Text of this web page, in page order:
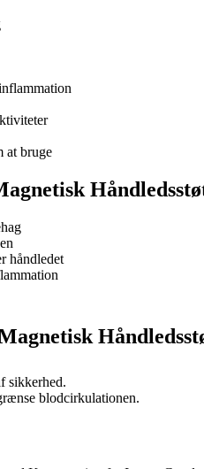
at bruge
håndledet
sikkerhed.
blodcirkulationen.